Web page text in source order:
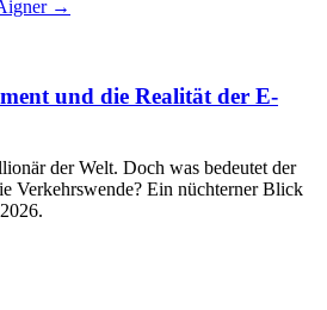
→
und die Realität der E-
der Welt. Doch was bedeutet der
Verkehrswende? Ein nüchterner Blick